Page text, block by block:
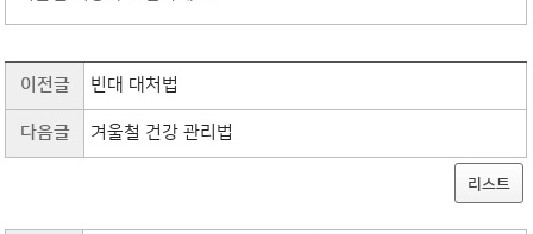
이전글 빈대 대처법
다음글 겨울철 건강 관리법
리스트